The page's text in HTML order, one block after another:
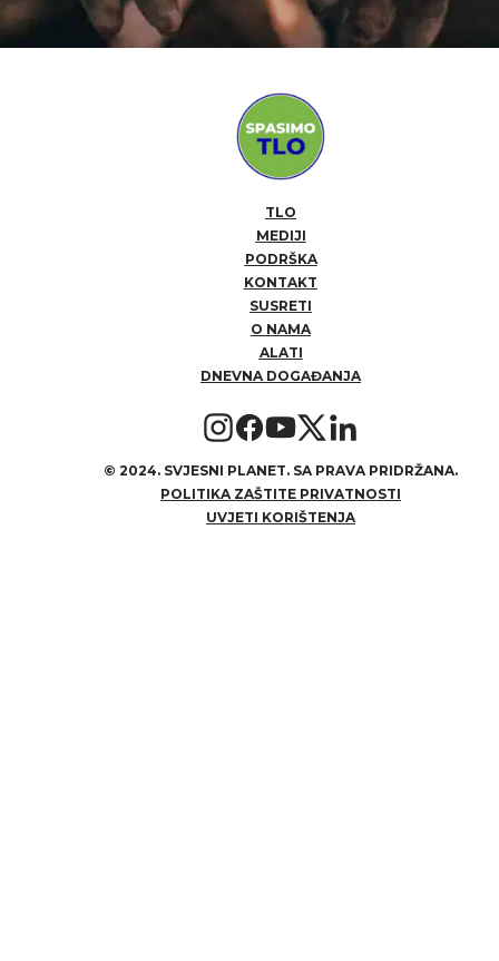
TLO
MEDIJI
PODRŠKA
KONTAKT
SUSRETI
O NAMA
ALATI
DNEVNA DOGAĐANJA
© 2024. SVJESNI PLANET. SA PRAVA PRIDRŽANA.
POLITIKA ZAŠTITE PRIVATNOSTI
UVJETI KORIŠTENJA